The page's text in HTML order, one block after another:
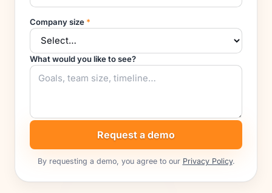
Company size *
What would you like to see?
Request a demo
By requesting a demo, you agree to our Privacy Policy.